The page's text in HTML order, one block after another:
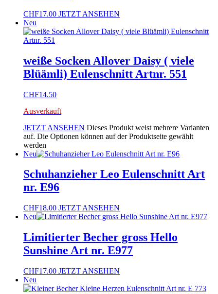
CHF17.00 JETZT ANSEHEN
Neu
weiße Socken Allover Daisy ( viele
Blüämli) Eulenschnitt Artnr. 551
CHF14.50
Ausverkauft
JETZT ANSEHEN Dieses Produkt weist mehrere Varianten
auf. Die Optionen können auf der Produktseite gewählt
werden
Neu
Schuhanzieher Leo Eulenschnitt Art
nr. E96
CHF18.00 JETZT ANSEHEN
Neu
Limitierter Becher gross Hello
Sunshine Art nr. E977
CHF17.00 JETZT ANSEHEN
Neu